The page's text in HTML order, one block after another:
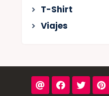
T-Shirt
Viajes